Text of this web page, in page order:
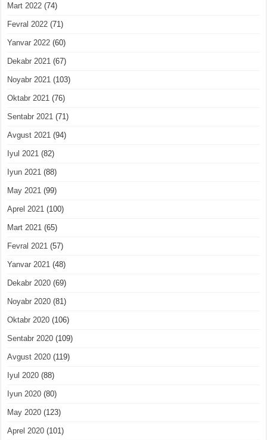
Mart 2022 (74)
Fevral 2022 (71)
Yanvar 2022 (60)
Dekabr 2021 (67)
Noyabr 2021 (103)
Oktabr 2021 (76)
Sentabr 2021 (71)
Avgust 2021 (94)
Iyul 2021 (82)
Iyun 2021 (88)
May 2021 (99)
Aprel 2021 (100)
Mart 2021 (65)
Fevral 2021 (57)
Yanvar 2021 (48)
Dekabr 2020 (69)
Noyabr 2020 (81)
Oktabr 2020 (106)
Sentabr 2020 (109)
Avgust 2020 (119)
Iyul 2020 (88)
Iyun 2020 (80)
May 2020 (123)
Aprel 2020 (101)